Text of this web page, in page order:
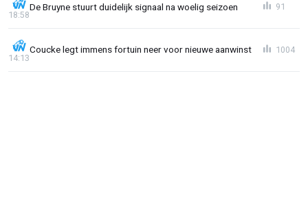
De Bruyne stuurt duidelijk signaal na woelig seizoen
18:58
91
Coucke legt immens fortuin neer voor nieuwe aanwinst
14:13
1004